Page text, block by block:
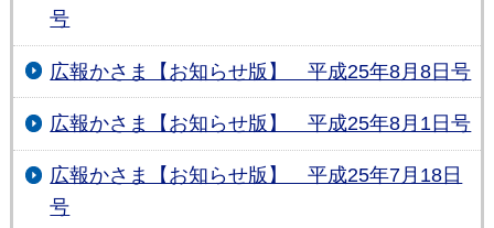
号
広報かさま【お知らせ版】 平成25年8月8日号
広報かさま【お知らせ版】 平成25年8月1日号
広報かさま【お知らせ版】 平成25年7月18日
号